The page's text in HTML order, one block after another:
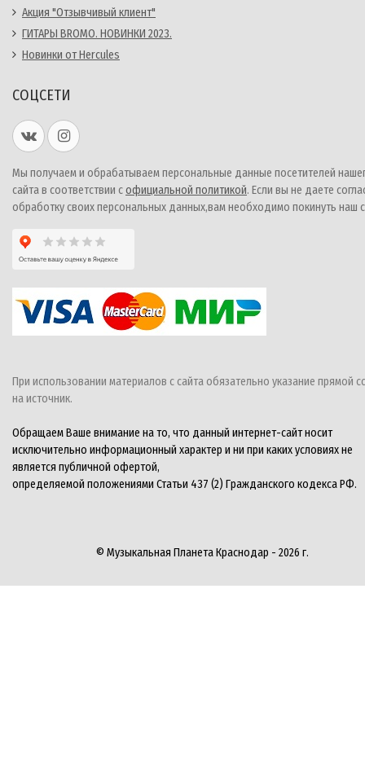
Акция "Отзывчивый клиент"
ГИТАРЫ BROMO. НОВИНКИ 2023.
Новинки от Hercules
СОЦСЕТИ
Мы получаем и обрабатываем персональные данные посетителей
сайта в соответствии софициальной политикой. Если вы не даете
обработку своих персональных данных,вам необходимо покинуть наш
При использовании материалов с сайта обязательно указание прямой
на источник.
Обращаем Ваше внимание на то, что данный интернет-сайт носит
исключительно информационный характер и ни при каких условиях не
является публичной офертой,
определяемой положениями Статьи 437 (2) Гражданского кодекса РФ.
© Музыкальная Планета Краснодар - 2026 г.